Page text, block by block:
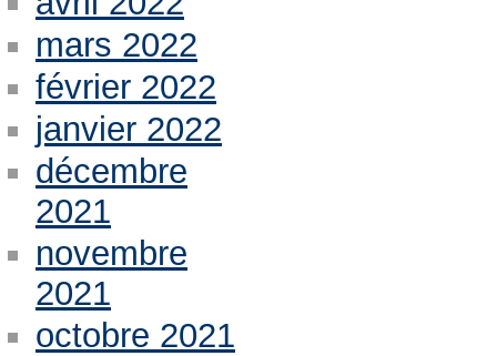
mars 2022
février 2022
janvier 2022
décembre
2021
novembre
2021
octobre 2021